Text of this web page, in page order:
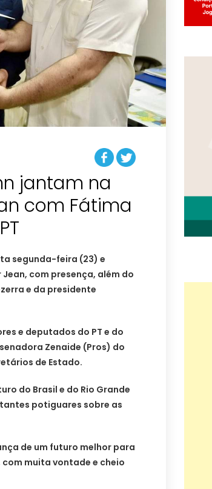
jantam na
com Fátima
segunda-feira (23) e
com presença, além do
e da presidente
e deputados do PT e do
Zenaide (Pros) do
de Estado.
do Brasil e do Rio Grande
potiguares sobre as
de um futuro melhor para
muita vontade e cheio